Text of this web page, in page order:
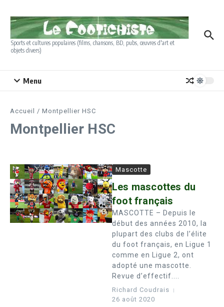
Sports et cultures populaires (films, chansons, BD, pubs, œuvres d'art et
objets divers)
Menu
Accueil / Montpellier HSC
Montpellier HSC
Mascotte
Les mascottes du
foot français
MASCOTTE – Depuis le
début des années 2010, la
plupart des clubs de l’élite
du foot français, en Ligue 1
comme en Ligue 2, ont
adopté une mascotte.
Revue d’effectif....
Richard Coudrais
26 août 2020